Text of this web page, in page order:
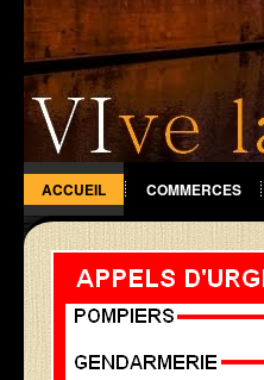
ACCUEIL COMMERCES
DIVERS